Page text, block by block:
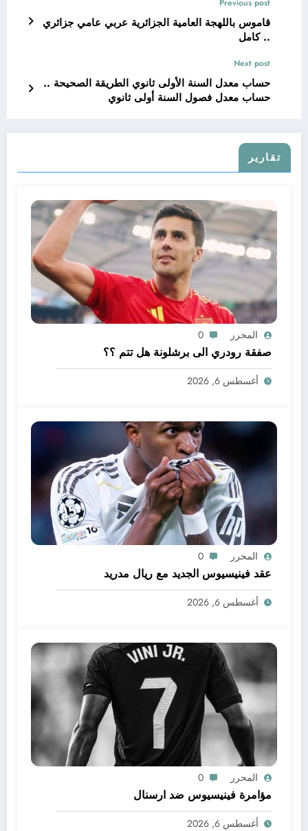
Previous post
قاموس باللهجة العامية الجزائرية عربي عامي جزائري
.. كامل
Next post
حساب معدل السنة الأولى ثانوي الطريقة الصحيحة ..
حساب معدل فصول السنة أولى ثانوي
تقارير
المحرر 0
صفقة رودري الى برشلونة هل تتم ؟؟
أغسطس 6, 2026
المحرر 0
عقد فينيسيوس الجديد مع ريال مدريد
أغسطس 6, 2026
المحرر 0
مؤامرة فينيسيوس ضد ارسنال
أغسطس 6, 2026